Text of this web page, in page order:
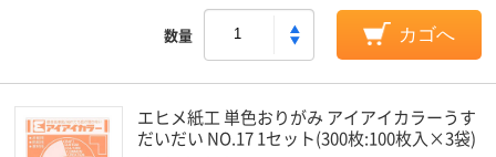
数量 カゴへ
エヒメ紙工 単色おりがみ アイアイカラーうす
だいだい NO.17 1セット(300枚:100枚入×3袋)